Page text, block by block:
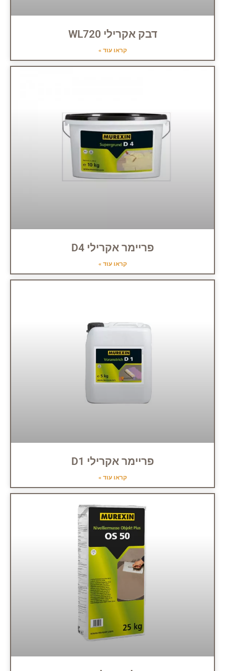
דבק אקרילי WL720
קראו עוד »
פריימר אקרילי D4
קראו עוד »
פריימר אקרילי D1
קראו עוד »